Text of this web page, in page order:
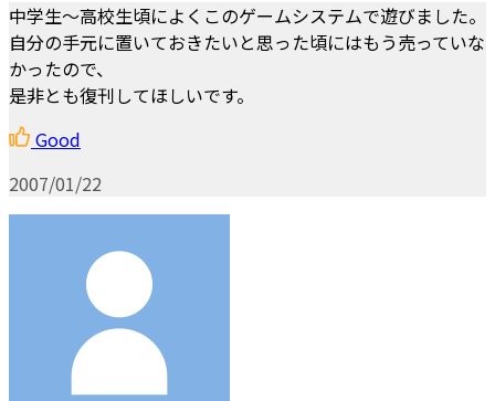
中学生～高校生頃によくこのゲームシステムで遊びました。
自分の手元に置いておきたいと思った頃にはもう売っていな
かったので、
是非とも復刊してほしいです。
Good
2007/01/22